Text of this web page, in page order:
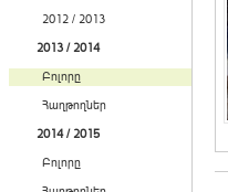
2012 / 2013
2013 / 2014
Բոլորը
Հաղթողներ
2014 / 2015
Բոլորը